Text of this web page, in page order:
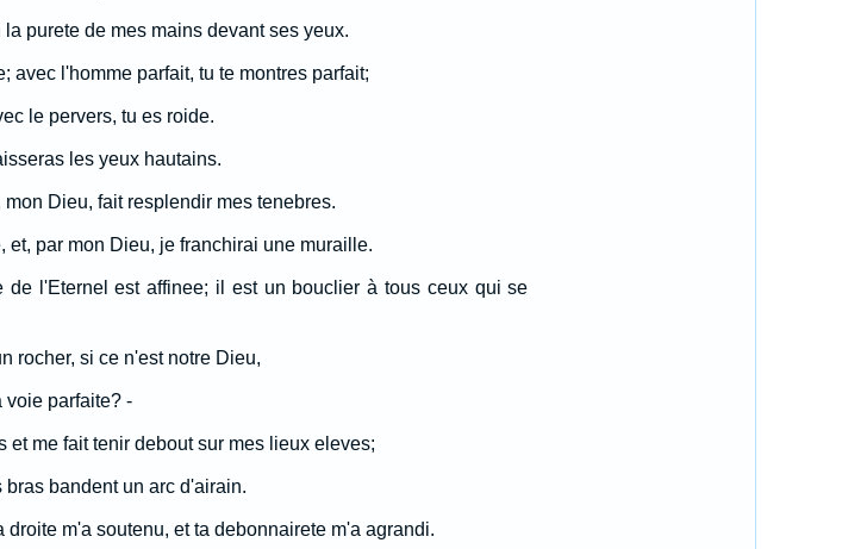
purete de mes mains devant ses yeux.
avec l'homme parfait, tu te montres parfait;
le pervers, tu es roide.
les yeux hautains.
Dieu, fait resplendir mes tenebres.
et, par mon Dieu, je franchirai une muraille.
l'Eternel est affinee; il est un bouclier à tous ceux qui se
rocher, si ce n'est notre Dieu,
voie parfaite? -
me fait tenir debout sur mes lieux eleves;
bandent un arc d'airain.
m'a soutenu, et ta debonnairete m'a agrandi.